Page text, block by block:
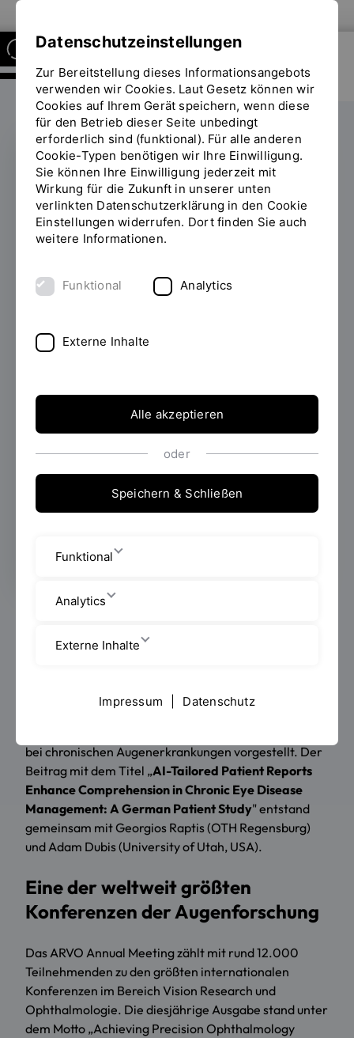
RESEARCH CENTER OF
BIOMEDICAL ENGINEERING
Verena Basler
präsentiert
Posterbeitrag zu KI-
gestützten
Patientenberichten auf
der ARVO 2026 in
Denver
07.05.2026Auf dem Annual Meeting der
Association for Research in Vision and
Ophthalmology (ARVO) 2026 in Denver hat
Verena Basler Studienergebnisse ihrer
Arbeit im Labor eHealth unter Prof. Dr.
Georgios Raptis zu KI-generierten
Patientenberichten bei chronischen
Mitarbeiterin im Labor eHealth, das Mitglied des
Annual Meeting der Association for Research in
Vision and Ophthalmology (ARVO)
bei chronischen Augenerkrankungen vorgestellt. Der
Beitrag mit dem Titel „AI-Tailored Patient Reports
Enhance Comprehension in Chronic Eye Disease
Management: A German Patient Study" entstand
gemeinsam mit Georgios Raptis (OTH Regensburg)
und Adam Dubis (University of Utah, USA).
Eine der weltweit größten
Konferenzen der Augenforschung
Das ARVO Annual Meeting zählt mit rund 12.000
Teilnehmenden zu den größten internationalen
Konferenzen im Bereich Vision Research und
Ophthalmologie. Die diesjährige Ausgabe stand unter
dem Motto „Achieving Precision Ophthalmology
Datenschutzeinstellungen
Zur Bereitstellung dieses Informationsangebots
verwenden wir Cookies. Laut Gesetz können wir
Cookies auf Ihrem Gerät speichern, wenn diese
für den Betrieb dieser Seite unbedingt
erforderlich sind (funktional). Für alle anderen
Cookie-Typen benötigen wir Ihre Einwilligung.
Sie können Ihre Einwilligung jederzeit mit
Wirkung für die Zukunft in unserer unten
verlinkten Datenschutzerklärung in den Cookie
Einstellungen widerrufen. Dort finden Sie auch
weitere Informationen.
Funktional Analytics
Externe Inhalte
Alle akzeptieren
oder
Speichern & Schließen
Funktional
Analytics
Externe Inhalte
Impressum Datenschutz